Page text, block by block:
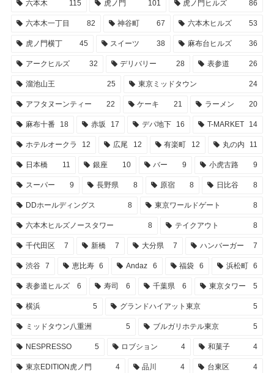
六本木 115 虎ノ門 101 虎ノ門ヒルズ 86
六本木一丁目 82 神谷町 67 六本木ヒルズ 53
虎ノ門横丁 45 スイーツ 38 麻布台ヒルズ 36
アークヒルズ 32 デリバリー 28 表参道 26
溜池山王 25 東京ミッドタウン 24
アフタヌーンティー 22 ケーキ 21 ラーメン 20
麻布十番 18 赤坂 17 デパ地下 16 T-MARKET 14
ホテルオークラ 12 広尾 12 有楽町 12 丸の内 11
日本橋 11 銀座 10 バー 9 小虎古路 9
スーパー 9 長野県 8 原宿 8 日比谷 8
DDホールディングス 8 東京ワールドゲート 8
六本木ヒルズノースタワー 8 テイクアウト 8
千代田区 7 新橋 7 大分県 7 ハンバーガー 7
渋谷 7 恵比寿 6 Andaz 6 福袋 6 浜松町 6
表参道ヒルズ 6 寿司 6 千葉県 6 東京タワー 5
横浜 5 グランドハイアット東京 5
ミッドタウン八重洲 5 ブルガリホテル東京 5
NESPRESSO 5 ロブション 4 和菓子 4
東京EDITION虎ノ門 4 品川 4 台東区 4